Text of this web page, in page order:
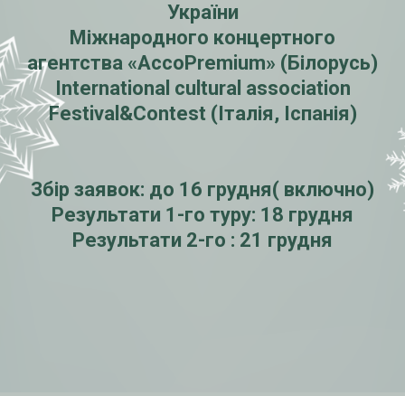
України
Міжнародного концертного
агентства «AccoPremium» (Білорусь)
International cultural association
Festival&Contest (Італія, Іспанія)
Збір заявок: до 16 грудня( включно)
Результати 1-го туру: 18 грудня
Результати 2-го : 21 грудня